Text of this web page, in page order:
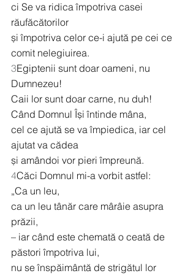
ci Se va ridica împotriva casei
răufăcătorilor
și împotriva celor ce-i ajută pe cei ce
comit nelegiuirea.
3Egiptenii sunt doar oameni, nu
Dumnezeu!
Caii lor sunt doar carne, nu duh!
Când Domnul Își întinde mâna,
cel ce ajută se va împiedica, iar cel
ajutat va cădea
și amândoi vor pieri împreună.
4Căci Domnul mi-a vorbit astfel:
„Ca un leu,
ca un leu tânăr care mârâie asupra
prăzii,
– iar când este chemată o ceată de
păstori împotriva lui,
nu se înspăimântă de strigătul lor